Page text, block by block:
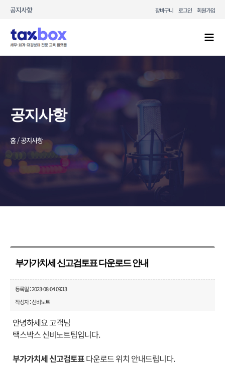
콘텐츠로
공지사항 장바구니 로그인 회원가입
공지사항
홈 / 공지사항
부가가치세 신고검토표 다운로드 안내
등록일 : 2023-08-04 09:13
작성자 : 신비노트
안녕하세요 고객님
택스박스 신비노트팀입니다.
부가가치세 신고검토표다운로드 위치 안내드립니다.